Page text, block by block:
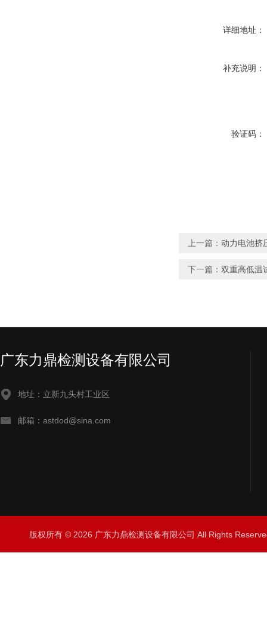
详细地址：
补充说明：
验证码：
上一篇： 动力电池挤
下一篇： 双重高低温
广东力鼎检测设备有限公司
地址：立新九头村工业区
邮箱：astdod@sina.com
版权所有 © 2026 广东力鼎检测设备有限公司 All Rights